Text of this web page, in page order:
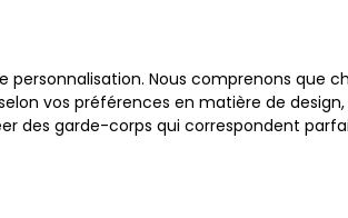
Nous comprenons que
vos préférences en matière de
des garde-corps qui correspondent